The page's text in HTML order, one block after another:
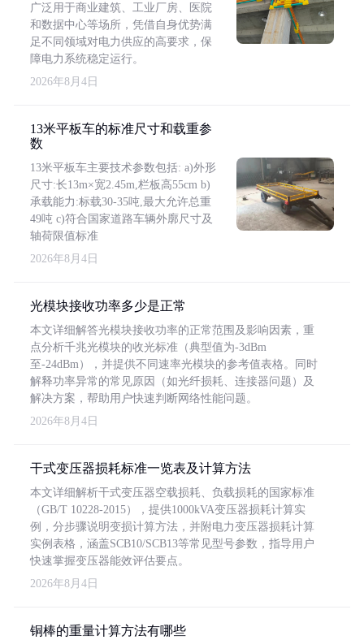
广泛用于商业建筑、工业厂房、医院
和数据中心等场所，凭借自身优势满
足不同领域对电力供应的高要求，保
障电力系统稳定运行。
2026年8月4日
13米平板车的标准尺寸和载重参
数
13米平板车主要技术参数包括: a)外形
尺寸:长13m×宽2.45m,栏板高55cm b)
承载能力:标载30-35吨,最大允许总重
49吨 c)符合国家道路车辆外廓尺寸及
轴荷限值标准
2026年8月4日
光模块接收功率多少是正常
本文详细解答光模块接收功率的正常范围及影响因素，重
点分析千兆光模块的收光标准（典型值为-3dBm
至-24dBm），并提供不同速率光模块的参考值表格。同时
解释功率异常的常见原因（如光纤损耗、连接器问题）及
解决方案，帮助用户快速判断网络性能问题。
2026年8月4日
干式变压器损耗标准一览表及计算方法
本文详细解析干式变压器空载损耗、负载损耗的国家标准
（GB/T 10228-2015），提供1000kVA变压器损耗计算实
例，分步骤说明变损计算方法，并附电力变压器损耗计算
实例表格，涵盖SCB10/SCB13等常见型号参数，指导用户
快速掌握变压器能效评估要点。
2026年8月4日
铜棒的重量计算方法有哪些